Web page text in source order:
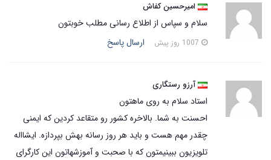
امیرحسین کفاش
سلام و سپاس از اطلاع رسانی مطلب خوبتون
ارسال پاسخ
آرزو رستگاری
استاد سلام به روی ماهتون
احسنت به شما. بالاخره کشور رو متقاعد کردین که ایمنی
چقدر مهم هست و باید هر روز رسانه بهش بپردازه. ایشااله
تلویزیون ببینیمتون که با صحبت و آموزشهاتون این کارگرای